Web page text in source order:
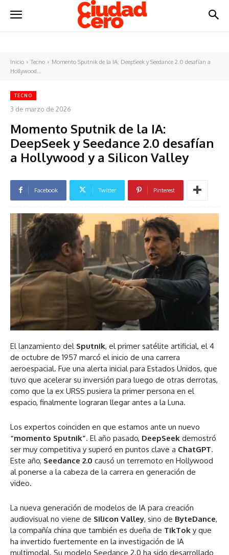
Inicio Tecno
Momento Sputnik de la IA: DeepSeek y Seedance 2.0 desafían a
Hollywood...
TECNO
3 de marzo de 2026
Momento Sputnik de la IA:
DeepSeek y Seedance 2.0 desafían
a Hollywood y a Silicon Valley
Facebook Twitter Pinterest
El lanzamiento del Sputnik, el primer satélite artificial, el 4
de octubre de 1957 marcó el inicio de una carrera
aeroespacial. Fue una alerta inicial para Estados Unidos, que
tuvo que acelerar su inversión para luego de otras derrotas,
como que la ex URSS pusiera la primer persona en el
espacio, finalmente lograran llegar antes a la Luna.
Los expertos coinciden en que estamos ante un nuevo
“momento Sputnik”. El año pasado, DeepSeek demostró
ser muy competitiva y superó en puntos clave a ChatGPT.
Este año, Seedance 2.0 causó un terremoto en Hollywood
al ponerse a la cabeza de la carrera en generación de
video.
La nueva generación de modelos de IA para creación
audiovisual no viene de Silicon Valley, sino de ByteDance,
la compañía china que también es dueña de TikTok y que
ha invertido fuertemente en la investigación de IA
multimodal. Su modelo Seedance 2.0 ha sido desarrollado